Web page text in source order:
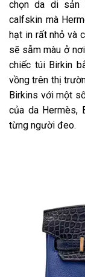
chọn da di sản
calfskin mà
hạt in rất nhỏ và
sẽ sẫm màu ở
chiếc túi Birkin
vồng trên thị
Birkins với một
của da Hermès,
từng người đeo.